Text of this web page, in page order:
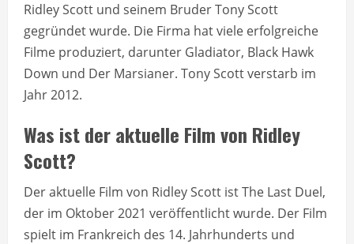
Ridley Scott und seinem Bruder Tony Scott
gegründet wurde. Die Firma hat viele erfolgreiche
Filme produziert, darunter Gladiator, Black Hawk
Down und Der Marsianer. Tony Scott verstarb im
Jahr 2012.
Was ist der aktuelle Film von Ridley
Scott?
Der aktuelle Film von Ridley Scott ist The Last Duel,
der im Oktober 2021 veröffentlicht wurde. Der Film
spielt im Frankreich des 14. Jahrhunderts und